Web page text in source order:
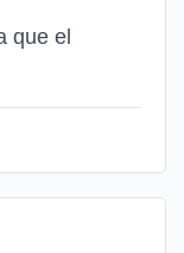
que el